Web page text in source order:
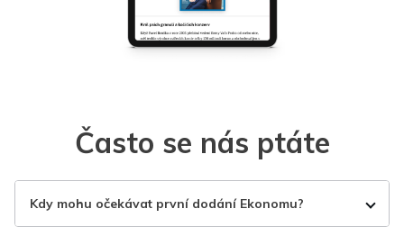
Často se nás ptáte
Kdy mohu očekávat první dodání Ekonomu?